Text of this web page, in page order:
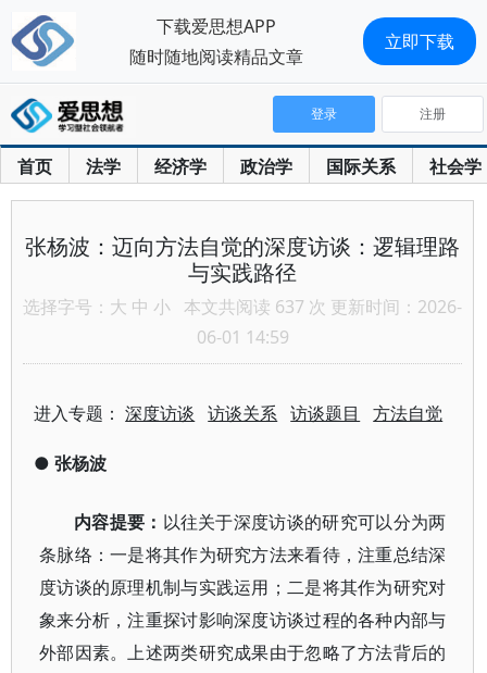
首页 法学 经济学 政治学 国际关系 社会学
登录 注册
张杨波：迈向方法自觉的深度访谈：逻辑理路
与实践路径
选择字号： 大 中 小 本文共阅读 637 次 更新时间：2026-
06-01 14:59
进入专题：深度访谈 访谈关系 访谈题目 方法自觉
● 张杨波
内容提要： 以往关于深度访谈的研究可以分为两
条脉络：一是将其作为研究方法来看待，注重总结深
度访谈的原理机制与实践运用；二是将其作为研究对
象来分析，注重探讨影响深度访谈过程的各种内部与
外部因素。上述两类研究成果由于忽略了方法背后的
下载爱思想APP
随时随地阅读精品文章
立即下载